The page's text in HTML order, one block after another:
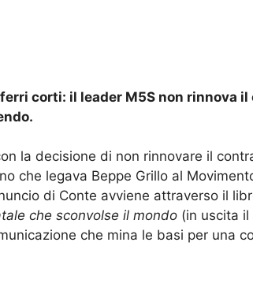
corti: il leader M5S non rinnova
la decisione di non rinnovare il
che legava Beppe Grillo al
di Conte avviene attraverso il
che sconvolse il mondo (in uscita
che mina le basi per una